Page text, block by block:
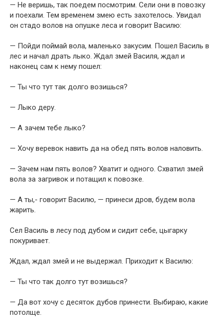
— Не веришь, так поедем посмотрим. Сели они в повозку
и поехали. Тем временем змею есть захотелось. Увидал
он стадо волов на опушке леса и говорит Василю:
— Пойди поймай вола, маленько закусим. Пошел Василь в
лес и начал драть лыко. Ждал змей Василя, ждал и
наконец сам к нему пошел:
— Ты что тут так долго возишься?
— Лыко деру.
— А зачем тебе лыко?
— Хочу веревок навить да на обед пять волов наловить.
— Зачем нам пять волов? Хватит и одного. Схватил змей
вола за загривок и потащил к повозке.
— А ты,- говорит Василю, — принеси дров, будем вола
жарить.
Сел Василь в лесу под дубом и сидит себе, цыгарку
покуривает.
Ждал, ждал змей и не выдержал. Приходит к Василю:
— Ты что так долго тут возишься?
— Да вот хочу с десяток дубов принести. Выбираю, какие
потолще.